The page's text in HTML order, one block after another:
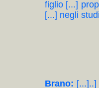
figlio [...]
[...] negli
Brano: